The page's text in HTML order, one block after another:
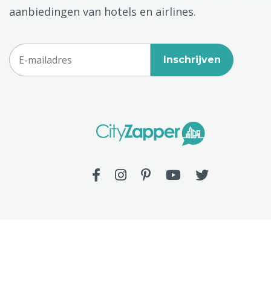
aanbiedingen van hotels en airlines.
Inschrijven